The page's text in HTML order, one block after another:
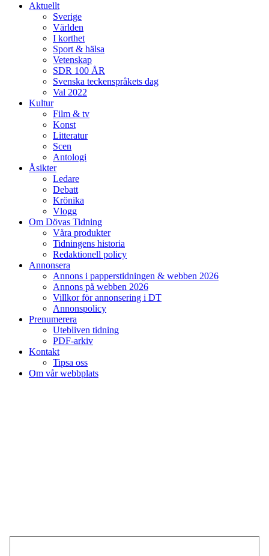
Aktuellt
Sverige
Världen
I korthet
Sport & hälsa
Vetenskap
SDR 100 ÅR
Svenska teckenspråkets dag
Val 2022
Kultur
Film & tv
Konst
Litteratur
Scen
Antologi
Åsikter
Ledare
Debatt
Krönika
Vlogg
Om Dövas Tidning
Våra produkter
Tidningens historia
Redaktionell policy
Annonsera
Annons i papperstidningen & webben 2026
Annons på webben 2026
Villkor för annonsering i DT
Annonspolicy
Prenumerera
Utebliven tidning
PDF-arkiv
Kontakt
Tipsa oss
Om vår webbplats